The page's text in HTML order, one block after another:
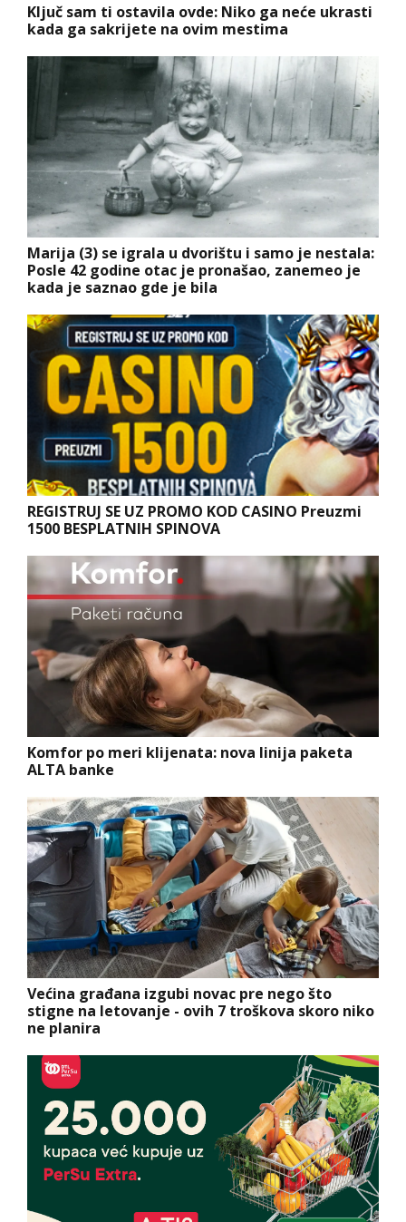
Ključ sam ti ostavila ovde: Niko ga neće ukrasti
kada ga sakrijete na ovim mestima
Marija (3) se igrala u dvorištu i samo je nestala:
Posle 42 godine otac je pronašao, zanemeo je
kada je saznao gde je bila
REGISTRUJ SE UZ PROMO KOD CASINO Preuzmi
1500 BESPLATNIH SPINOVA
Komfor po meri klijenata: nova linija paketa
ALTA banke
Većina građana izgubi novac pre nego što
stigne na letovanje - ovih 7 troškova skoro niko
ne planira